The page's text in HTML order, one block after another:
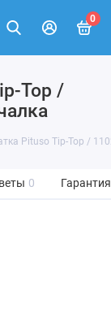
0
Top /
Pituso Tip-Top /
0 Гарантия